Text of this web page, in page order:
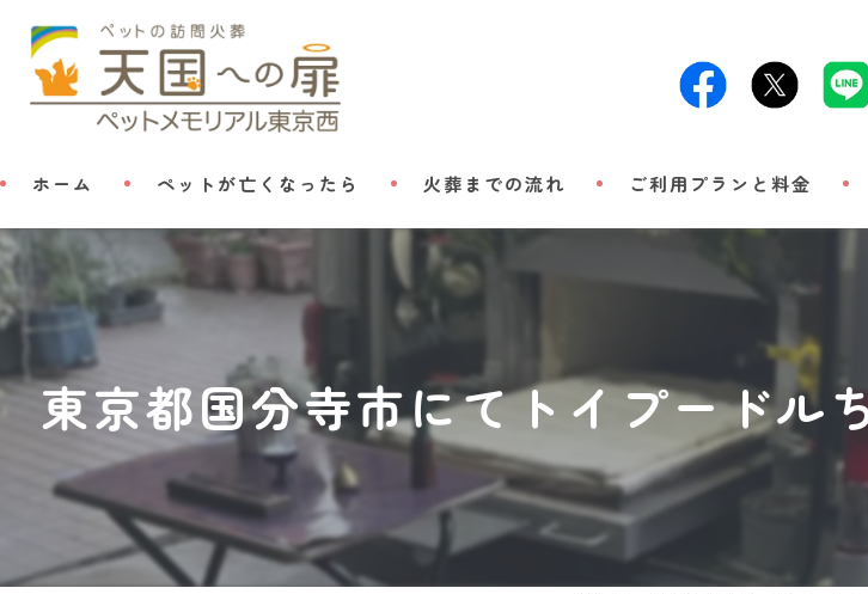
ホーム ペットが亡くなったら 火葬までの流れ ご利用プランと料金
東京都国分寺市にてトイプードル